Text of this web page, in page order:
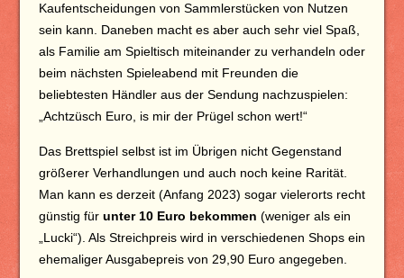
Kaufentscheidungen von Sammlerstücken von Nutzen
sein kann. Daneben macht es aber auch sehr viel Spaß,
als Familie am Spieltisch miteinander zu verhandeln oder
beim nächsten Spieleabend mit Freunden die
beliebtesten Händler aus der Sendung nachzuspielen:
„Achtzüsch Euro, is mir der Prügel schon wert!“
Das Brettspiel selbst ist im Übrigen nicht Gegenstand
größerer Verhandlungen und auch noch keine Rarität.
Man kann es derzeit (Anfang 2023) sogar vielerorts recht
günstig für unter 10 Euro bekommen (weniger als ein
„Lucki“). Als Streichpreis wird in verschiedenen Shops ein
ehemaliger Ausgabepreis von 29,90 Euro angegeben.